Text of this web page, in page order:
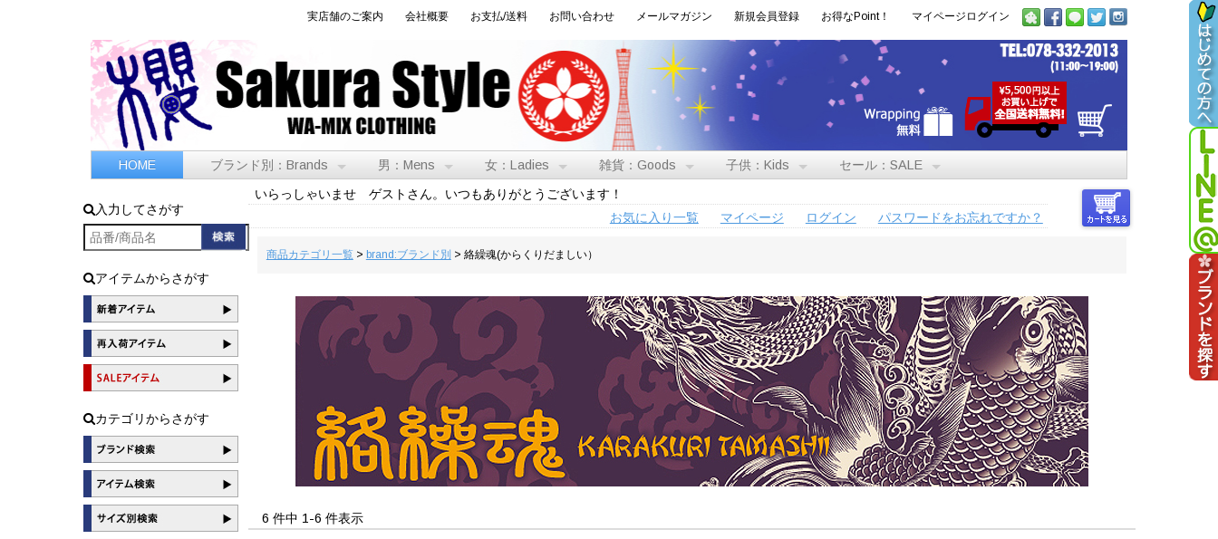
実店舗のご案内 会社概要 お支払/送料 お問い合わせ メールマガジン 新規会員登録 お得なPoint！ マイページログイン
HOME ブランド別：Brands 男：Mens 女：Ladies 雑貨：Goods 子供：Kids セール：SALE
入力してさがす
アイテムからさがす
カテゴリからさがす
いらっしゃいませ ゲストさん。いつもありがとうございます！
お気に入り一覧
マイページ ログイン パスワードをお忘れですか？
商品カテゴリ一覧> brand:ブランド別 > 絡繰魂(からくりだましい）
6 件中 1-6 件表示